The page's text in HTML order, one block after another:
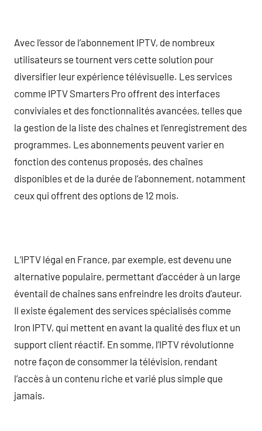
Avec l’essor de l’abonnement IPTV, de nombreux
utilisateurs se tournent vers cette solution pour
diversifier leur expérience télévisuelle. Les services
comme IPTV Smarters Pro offrent des interfaces
conviviales et des fonctionnalités avancées, telles que
la gestion de la liste des chaînes et l’enregistrement des
programmes. Les abonnements peuvent varier en
fonction des contenus proposés, des chaînes
disponibles et de la durée de l’abonnement, notamment
ceux qui offrent des options de 12 mois.
L’IPTV légal en France, par exemple, est devenu une
alternative populaire, permettant d’accéder à un large
éventail de chaînes sans enfreindre les droits d’auteur.
Il existe également des services spécialisés comme
Iron IPTV, qui mettent en avant la qualité des flux et un
support client réactif. En somme, l’IPTV révolutionne
notre façon de consommer la télévision, rendant
l’accès à un contenu riche et varié plus simple que
jamais.